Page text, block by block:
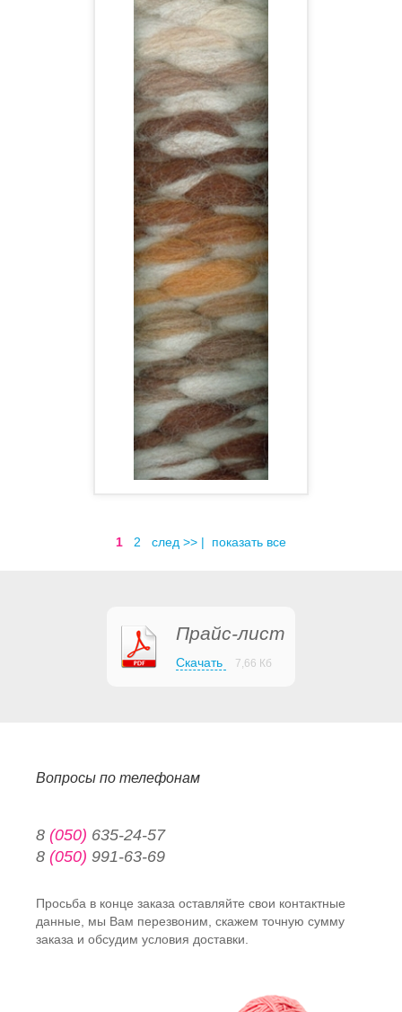
1 2 след >> | показать все
Прайс-лист
Скачать 7,66 Кб
Вопросы по телефонам
8 (050) 635-24-57
8 (050) 991-63-69
Просьба в конце заказа оставляйте свои контактные
данные, мы Вам перезвоним, скажем точную сумму
заказа и обсудим условия доставки.